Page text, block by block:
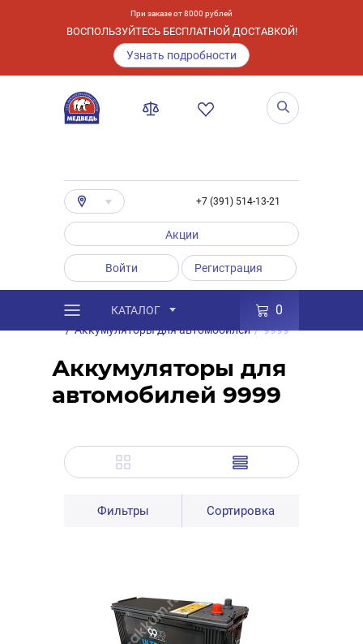
При заказе от 8000 рублей
ВОСПОЛЬЗУЙТЕСЬ БЕСПЛАТНОЙ ДОСТАВКОЙ!
Узнать подробности
+7 (391) 514-13-21
Акции
Войти Регистрация
КАТАЛОГ 0
Каталог / Товары
Аккумуляторы
/ Аккумуляторы для автомобилей / 9999
Аккумуляторы для
автомобилей 9999
Фильтры Сортировка